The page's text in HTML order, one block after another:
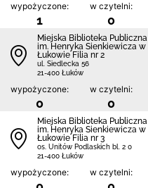
wypożyczone:
1
w czytelni:
0
Miejska Biblioteka Publiczna
im. Henryka Sienkiewicza w
Łukowie Filia nr 2
ul. Siedlecka 56
21-400 Łuków
wypożyczone:
0
w czytelni:
0
Miejska Biblioteka Publiczna
im. Henryka Sienkiewicza w
Łukowie Filia nr 3
os. Unitów Podlaskich bl. 2 0
21-400 Łuków
wypożyczone: w czytelni: